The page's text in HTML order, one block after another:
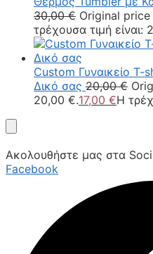
30,00€ Original
τρέχουσα τιμή είναι:
Custom Γυναικείο
Δικό σας 20,00€
20,00 €.17,00 €Η
Ακολουθήστε μας στα
Facebook